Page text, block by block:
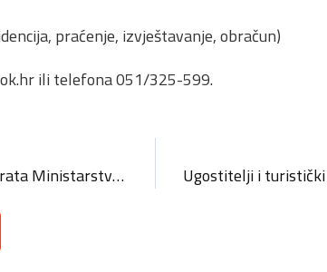
praćenje, izvještavanje, obračun)
ili telefona 051/325-599.
Obavijest Financijskog inspektorata Ministarstva financija RH o novom roku za popunjavanje Upitnika o usklađenosti sa Zakonom o sprječavanju pranja novca i financiranja terorizma – računovodstvene profesije